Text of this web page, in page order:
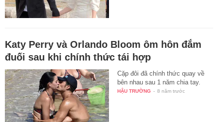
Katy Perry và Orlando Bloom ôm hôn đắm
đuối sau khi chính thức tái hợp
Cặp đôi đã chính thức quay về
bên nhau sau 1 năm chia tay.
HẬU TRƯỜNG - 8 năm trước